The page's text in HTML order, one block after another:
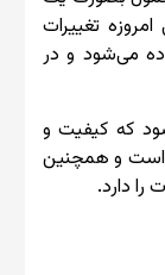
تغییرات
می‌شود و در
که کیفیت و
است و همچنین
دارد.